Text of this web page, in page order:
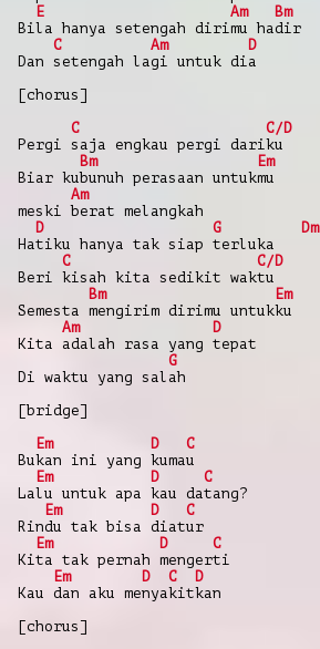
E
Am
Bm
Bila hanya setengah dirimu hadir
C
Am
D
Dan setengah lagi untuk dia
[chorus]
C
C/D
Pergi saja engkau pergi dariku
Bm
Em
Biar kubunuh perasaan untukmu
Am
meski berat melangkah
D
G
Dm
Hatiku hanya tak siap terluka
C
C/D
Beri kisah kita sedikit waktu
Bm
Em
Semesta mengirim dirimu untukku
Am
D
Kita adalah rasa yang tepat
G
Di waktu yang salah
[bridge]
Em
D
C
Bukan ini yang kumau
Em
D
C
Lalu untuk apa kau datang?
Em
D
C
Rindu tak bisa diatur
Em
D
C
Kita tak pernah mengerti
Em
D C
D
Kau dan aku menyakitkan
[chorus]